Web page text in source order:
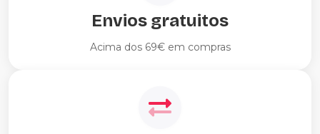
Envios gratuitos
Acima dos 69€ em compras